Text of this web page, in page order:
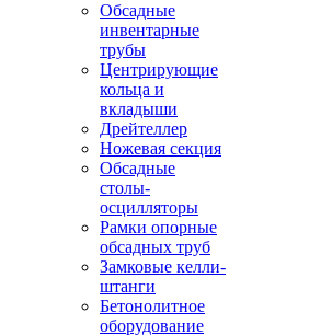
Обсадные
инвентарные
трубы
Центрирующие
кольца и
вкладыши
Дрейтеллер
Ножевая секция
Обсадные
столы-
осцилляторы
Рамки опорные
обсадных труб
Замковые келли-
штанги
Бетонолитное
оборудование